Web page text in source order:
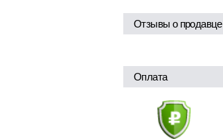
Отзывы о продавце
Оплата